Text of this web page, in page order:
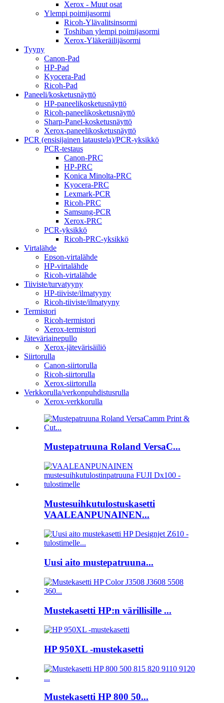
Xerox - Muut osat
Ylempi poimijasormi
Ricoh-Ylävalitsinsormi
Toshiban ylempi poimijasormi
Xerox-Yläkeräilijäsormi
Tyyny
Canon-Pad
HP-Pad
Kyocera-Pad
Ricoh-Pad
Paneeli/kosketusnäyttö
HP-paneelikosketusnäyttö
Ricoh-paneelikosketusnäyttö
Sharp-Panel-kosketusnäyttö
Xerox-paneelikosketusnäyttö
PCR (ensisijainen lataustela)/PCR-yksikkö
PCR-testaus
Canon-PRC
HP-PRC
Konica Minolta-PRC
Kyocera-PRC
Lexmark-PCR
Ricoh-PRC
Samsung-PCR
Xerox-PRC
PCR-yksikkö
Ricoh-PRC-yksikkö
Virtalähde
Epson-virtalähde
HP-virtalähde
Ricoh-virtalähde
Tiiviste/turvatyyny
HP-tiiviste/ilmatyyny
Ricoh-tiiviste/ilmatyyny
Termistori
Ricoh-termistori
Xerox-termistori
Jäteväriainepullo
Xerox-jätevärisäiliö
Siirtorulla
Canon-siirtorulla
Ricoh-siirtorulla
Xerox-siirtorulla
Verkkorulla/verkonpuhdistusrulla
Xerox-verkkorulla
Mustepatruuna Roland VersaC...
Mustesuihkutulostuskasetti
VAALEANPUNAINEN...
Uusi aito mustepatruuna...
Mustekasetti HP:n värillisille ...
HP 950XL -mustekasetti
Mustekasetti HP 800 50...